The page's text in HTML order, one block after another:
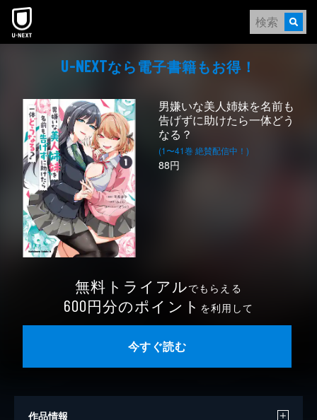
本文へスキップ
U-NEXTなら電⼦書籍もお得！
男嫌いな美人姉妹を名前も
告げずに助けたら一体どう
なる？
(1〜41巻 絶賛配信中！)
88円
無料トライアルでもらえる
600円分のポイント を利用して
今すぐ読む
作品情報